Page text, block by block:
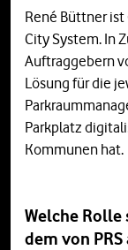
René Büttner ist
City System. In
Auftraggebern
Lösung für die
Parkplatz
Kommunen hat.
Welche Rolle
dem von